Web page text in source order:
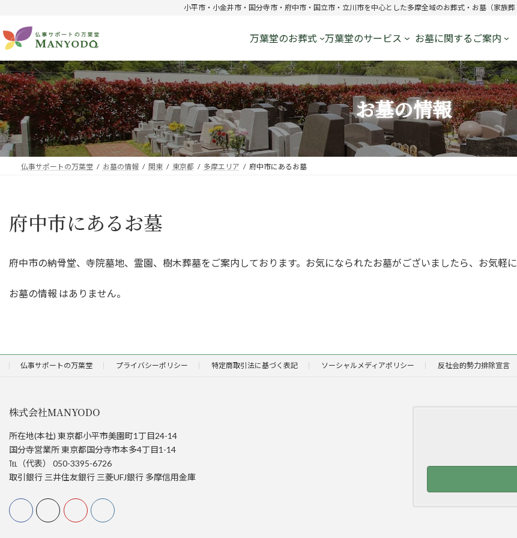
テ
ン
ツ
へ
ス
キ
ッ
プ
ゲ
ー
シ
ョ
ン
に
移
動
小平市・小金井市・国分寺市・府中市・国立市・立川市を中心とした多摩全域のお葬式・お墓（家族
万葉堂のお葬式 万葉堂のサービス お墓に関するご案内
お墓の情報
仏事サポートの万葉堂 お墓の情報 関東 東京都 多摩エリア 府中市にあるお墓
府中市にあるお墓
府中市の納骨堂、寺院墓地、霊園、樹木葬墓をご案内しております。お気になられたお墓がございましたら、お気軽に
お墓の情報 はありません。
仏事サポートの万葉堂 プライバシーポリシー 特定商取引法に基づく表記 ソーシャルメディアポリシー 反社会的勢力排除宣言
株式会社MANYODO
所在地(本社) 東京都小平市美園町1丁目24-14
国分寺営業所 東京都国分寺市本多4丁目1-14
℡（代表） 050-3395-6726
取引銀行 三井住友銀行 三菱UFJ銀行 多摩信用金庫